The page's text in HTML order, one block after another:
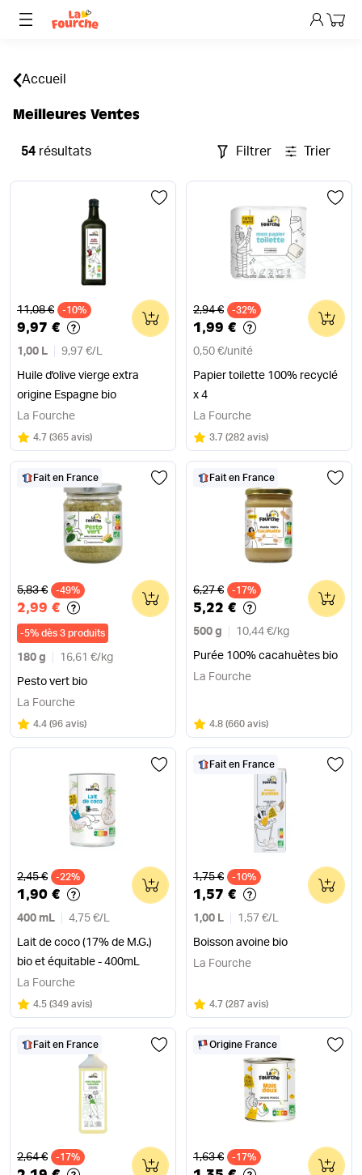
Mon
Accueil
Meilleures Ventes
54 résultats Filtrer Trier
Ancien prix
11,08 € -10%
9,97 €
1,00 L 9,97 €/ L
Huile d'olive vierge extra
origine Espagne bio
0
La Fourche
Note
4.7 sur 5
(365 avis)
Ancien prix
2,94 € -32%
1,99 €
0,50 €/unité
Papier toilette 100% recyclé
x 4
0
La Fourche
Note
3.7 sur 5
(282 avis)
Fait en France
Ancien prix
5,83 € -49%
2,99 €
-5% dès 3 produits
180 g 16,61 €/ kg
Pesto vert bio
0
La Fourche
Note
4.4 sur 5
(96 avis)
Fait en France
Ancien prix
6,27 € -17%
5,22 €
500 g 10,44 €/ kg
Purée 100% cacahuètes bio
0
La Fourche
Note
4.8 sur 5
(660 avis)
Ancien prix
2,45 € -22%
1,90 €
400 mL 4,75 €/ L
Lait de coco (17% de M.G.)
bio et équitable - 400mL
0
La Fourche
Note
4.5 sur 5
(349 avis)
Fait en France
Ancien prix
1,75 € -10%
1,57 €
1,00 L 1,57 €/ L
Boisson avoine bio
0
La Fourche
Note
4.7 sur 5
(287 avis)
Fait en France
Ancien prix
2,64 € -17% 0
Origine France
Ancien prix
1,63 € -17% 0